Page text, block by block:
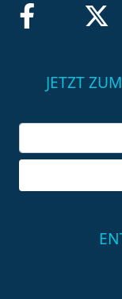
JETZT